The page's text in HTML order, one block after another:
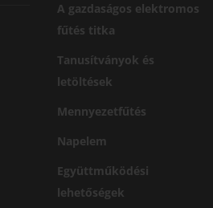
A gazdaságos elektromos
fűtés titka
Tanusítványok és
letöltések
Mennyezetfűtés
Napelem
Együttműködési
lehetőségek